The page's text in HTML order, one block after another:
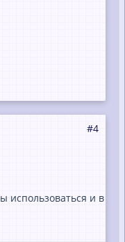
#4
использоваться и в